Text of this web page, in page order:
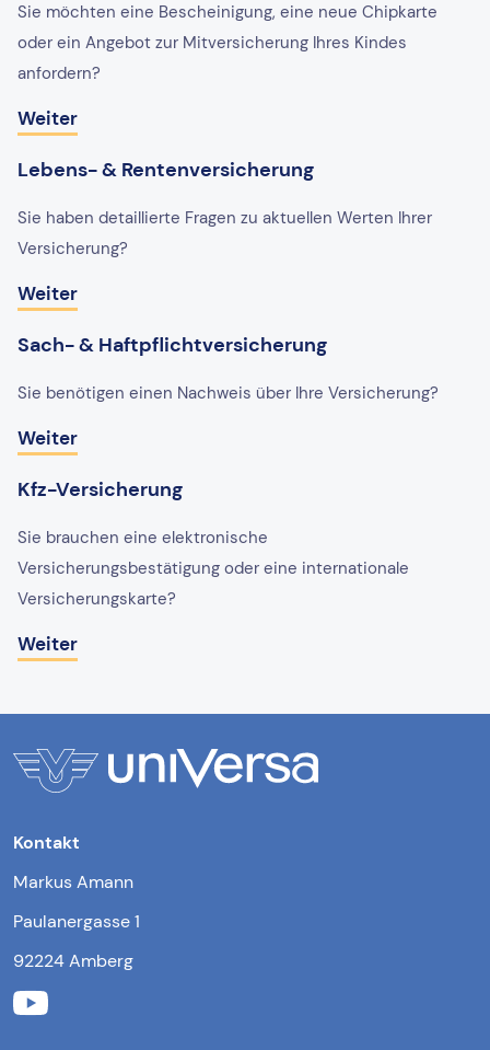
Sie möchten eine Bescheinigung, eine neue Chipkarte
oder ein Angebot zur Mitversicherung Ihres Kindes
anfordern?
Weiter
Lebens- & Rentenversicherung
Sie haben detaillierte Fragen zu aktuellen Werten Ihrer
Versicherung?
Weiter
Sach- & Haftpflichtversicherung
Sie benötigen einen Nachweis über Ihre Versicherung?
Weiter
Kfz-Versicherung
Sie brauchen eine elektronische
Versicherungsbestätigung oder eine internationale
Versicherungskarte?
Weiter
Kontakt
Markus Amann
Paulanergasse 1
92224 Amberg